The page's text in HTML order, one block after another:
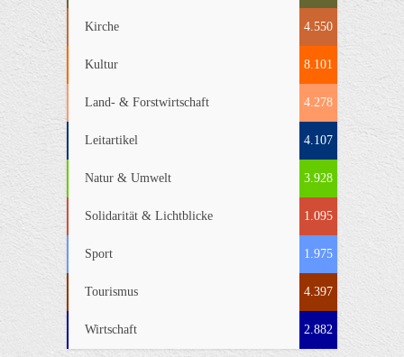
Kirche 4.550
Kultur 8.101
Land- & Forstwirtschaft 4.278
Leitartikel 4.107
Natur & Umwelt 3.928
Solidarität & Lichtblicke 1.095
Sport 1.975
Tourismus 4.397
Wirtschaft 2.882